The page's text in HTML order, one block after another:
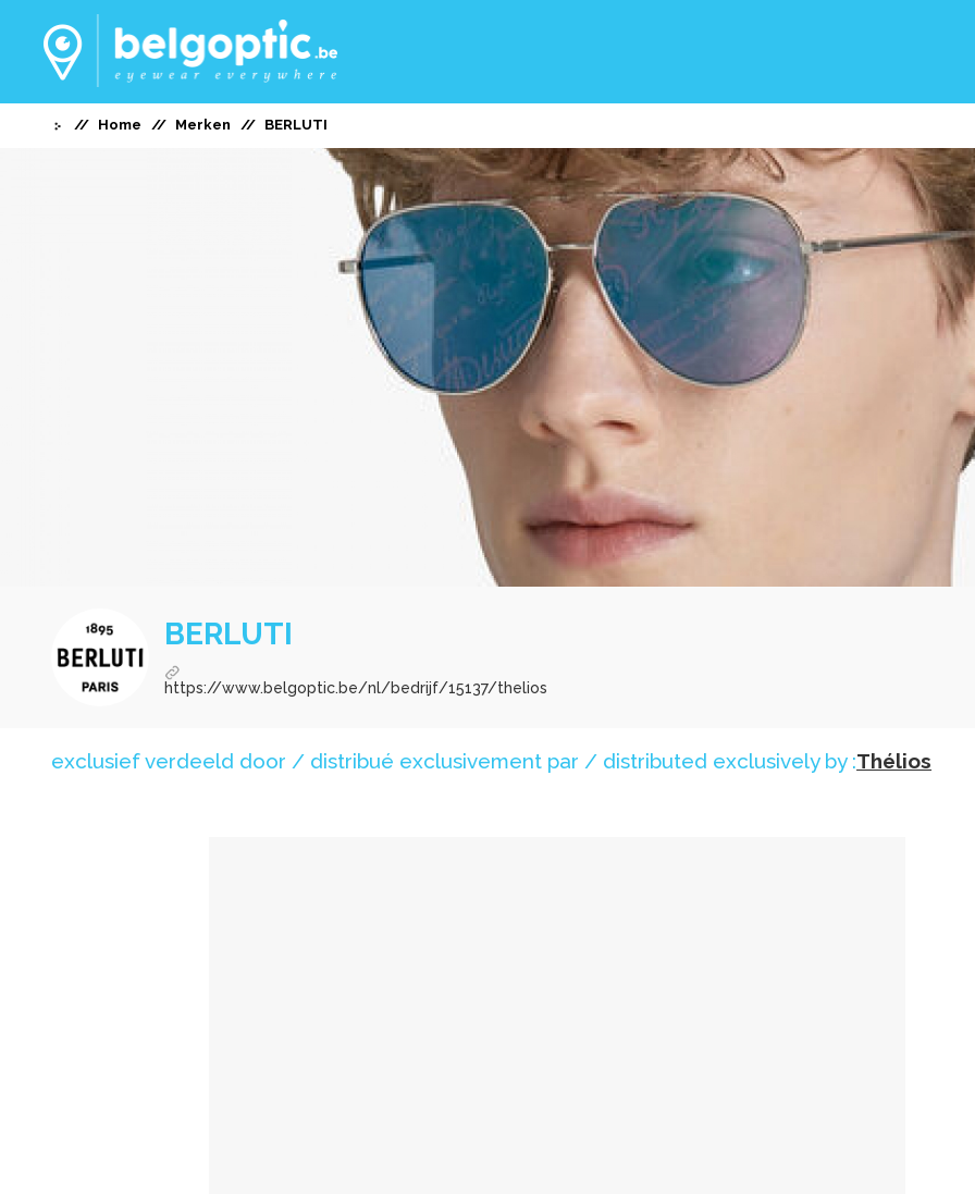
Home Merken BERLUTI
BERLUTI
https://www.belgoptic.be/nl/bedrijf/15137/thelios
exclusief verdeeld door / distribué exclusivement par / distributed exclusively by :Thélios